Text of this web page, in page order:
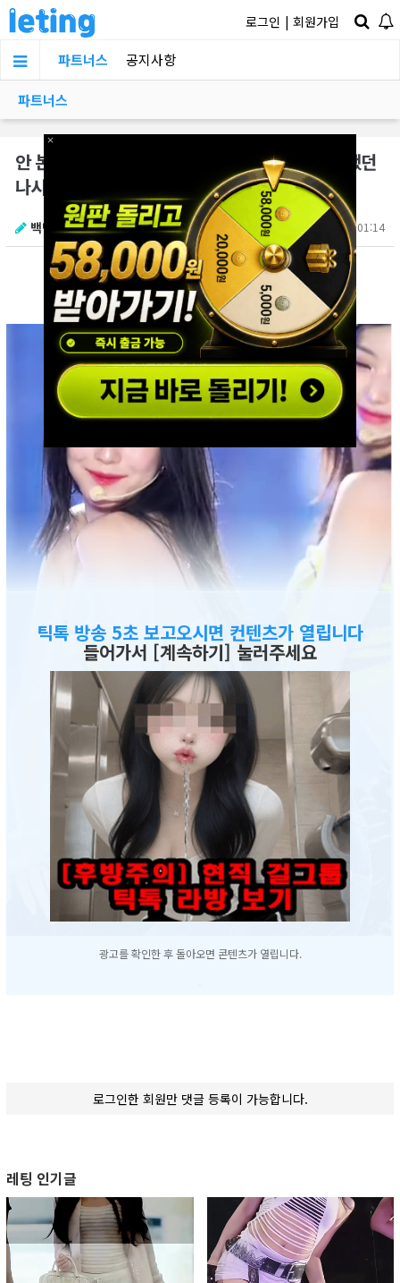
로그인 | 회원가입
파트너스 공지사항
파트너스
안 본 남자가 없다는 프로미스나인 백지헌의 아찔했던
나시탱크탑(+고화질 영상)
백만수르 07.08 01:14
나시탱크탑(+고화질 영상)
틱톡 방송 5초 보고오시면 컨텐츠가 열립니다
들어가서 [계속하기] 눌러주세요
광고를 확인한 후 돌아오면 콘텐츠가 열립니다.
로그인한 회원만 댓글 등록이 가능합니다.
레팅 인기글
×